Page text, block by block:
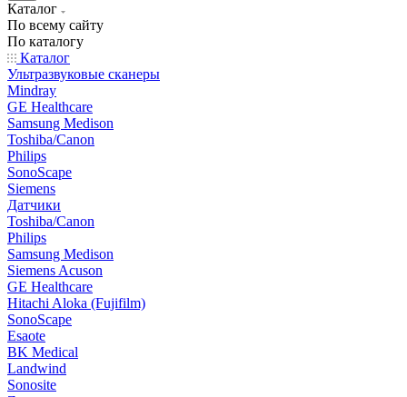
Каталог
По всему сайту
По каталогу
Каталог
Ультразвуковые сканеры
Mindray
GE Healthcare
Samsung Medison
Toshiba/Canon
Philips
SonoScape
Siemens
Датчики
Toshiba/Canon
Philips
Samsung Medison
Siemens Acuson
GE Healthcare
Hitachi Aloka (Fujifilm)
SonoScape
Esaote
BK Medical
Landwind
Sonosite